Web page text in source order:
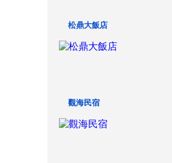
松鼎大飯店
觀海民宿